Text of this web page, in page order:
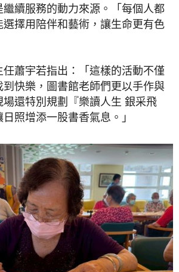
續服務的動力來源。「每個人都
擇用陪伴和藝術，讓生命更有色
蕭宇若指出：「這樣的活動不僅
快樂，圖書館老師們更以手作與
還特別規劃『樂讀人生 銀采飛
照增添一股書香氣息。」